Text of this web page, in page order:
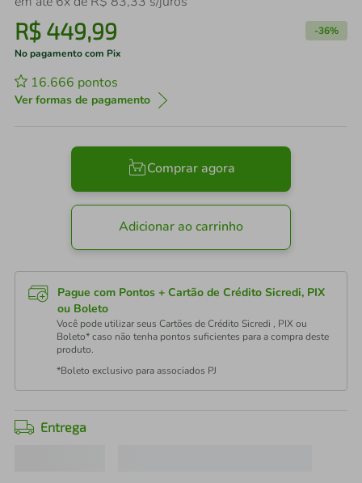
R$ 449,99 -36%
No pagamento com Pix
16.666 pontos
Ver formas de pagamento
Comprar agora
Adicionar ao carrinho
Pague com Pontos + Cartão de Crédito Sicredi, PIX
ou Boleto
Você pode utilizar seus Cartões de Crédito Sicredi , PIX ou
Boleto* caso não tenha pontos suficientes para a compra deste
produto.
*Boleto exclusivo para associados PJ
Entrega